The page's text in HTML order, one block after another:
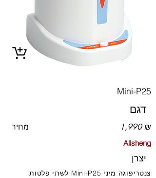
Mini-P25
דגם
מחיר 1,990 ₪
Allsheng
יצרן
צנטריפוגה מיני Mini-P25 לשתי פלטות